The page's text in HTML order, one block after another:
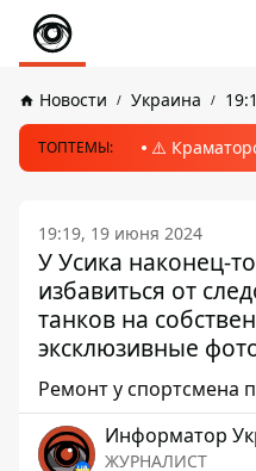
Новости Украина
ТОПТЕМЫ: ⚠️
19:19, 19 июня 2024
У Усика наконец-
избавиться от
танков на
эксклюзивные
Ремонт у спортсмена
Информатор
ЖУРНАЛИСТ